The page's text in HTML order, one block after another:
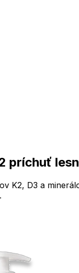
príchuť
K2, D3 a